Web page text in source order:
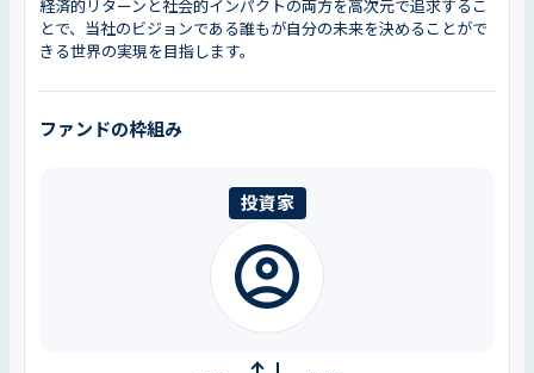
経済的リターンと社会的インパクトの両方を高次元で追求するこ
とで、当社のビジョンである誰もが自分の未来を決めることがで
きる世界の実現を目指します。
ファンドの枠組み
投資家